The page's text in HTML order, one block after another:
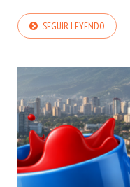
SEGUIR LEYENDO